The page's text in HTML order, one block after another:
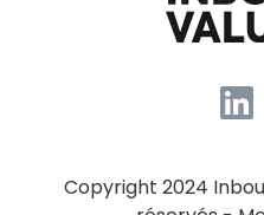
Copyright 2024